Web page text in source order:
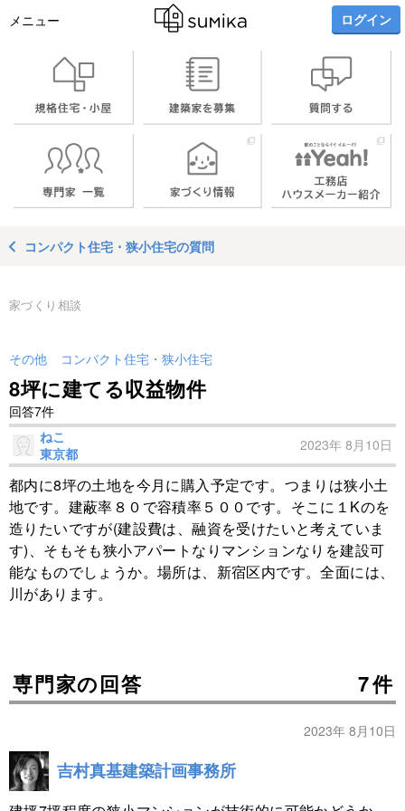
メニュー ログイン
コンパクト住宅・狭小住宅の質問
家づくり相談
その他 コンパクト住宅・狭小住宅
8坪に建てる収益物件
回答7件
ねこ
東京都
2023年 8月10日
都内に8坪の土地を今月に購入予定です。つまりは狭小土
地です。建蔽率８０で容積率５００です。そこに１Kのを
造りたいですが(建設費は、融資を受けたいと考えていま
す)、そもそも狭小アパートなりマンションなりを建設可
能なものでしょうか。場所は、新宿区内です。全面には、
川があります。
専門家の回答 7件
2023年 8月10日
吉村真基建築計画事務所